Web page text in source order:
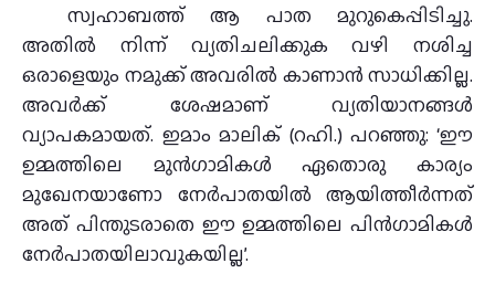
സ്വഹാബത്ത് ആ പാത മുറുകെപ്പിടിച്ചു.
അതില്‍ നിന്ന് വ്യതിചലിക്കുക വഴി നശിച്ച
ഒരാളെയും നമുക്ക് അവരില്‍ കാണാന്‍ സാധിക്കില്ല.
അവര്‍ക്ക് ശേഷമാണ് വ്യതിയാനങ്ങള്‍
വ്യാപകമായത്. ഇമാം മാലിക് (റഹി.) പറഞ്ഞു: ‘ഈ
ഉമ്മത്തിലെ മുന്‍ഗാമികള്‍ ഏതൊരു കാര്യം
മുഖേനയാണോ നേര്‍പാതയില്‍ ആയിത്തീര്‍ന്നത്
അത് പിന്തുടരാതെ ഈ ഉമ്മത്തിലെ പിന്‍ഗാമികള്‍
നേര്‍പാതയിലാവുകയില്ല’.